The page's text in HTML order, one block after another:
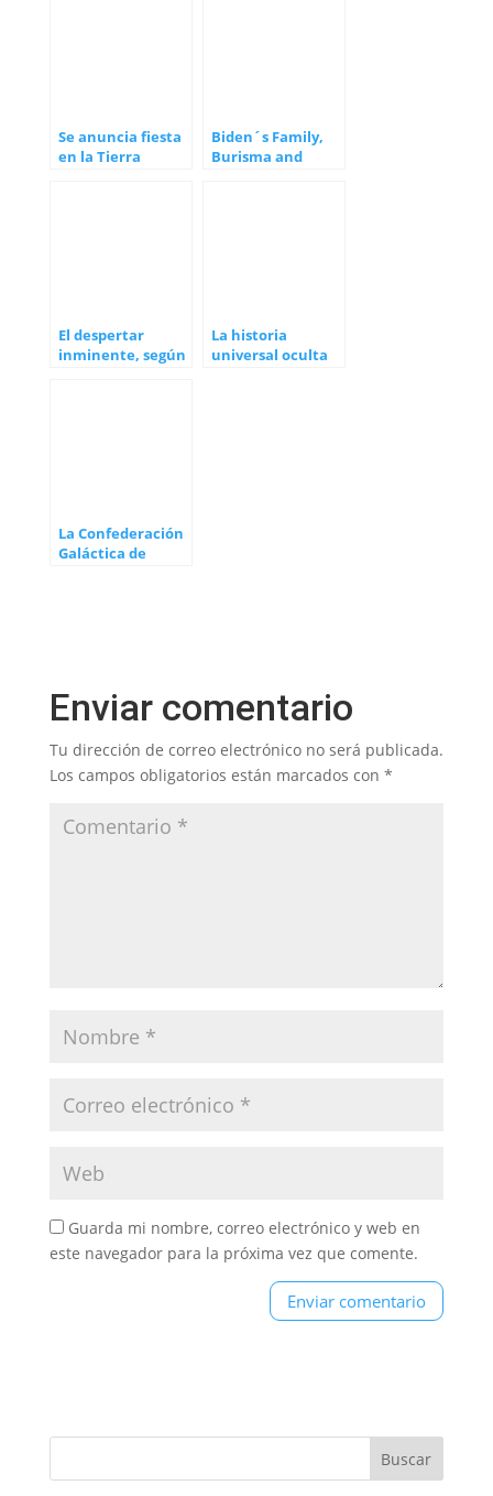
Se anuncia fiesta
en la Tierra
Biden´s Family,
Burisma and
El despertar
inminente, según
La historia
universal oculta
La Confederación
Galáctica de
Enviar comentario
Tu dirección de correo electrónico no será publicada.
Los campos obligatorios están marcados con *
Guarda mi nombre, correo electrónico y web en
este navegador para la próxima vez que comente.